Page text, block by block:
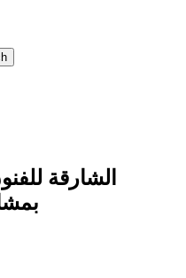
الشارقة
بمشاركة 30